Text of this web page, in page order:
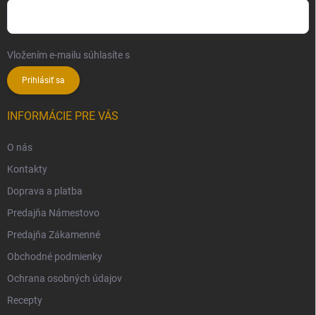
Vložením e-mailu súhlasíte s
Prihlásiť sa
INFORMÁCIE PRE VÁS
O nás
Kontakty
Doprava a platba
Predajňa Námestovo
Predajňa Zákamenné
Obchodné podmienky
Ochrana osobných údajov
Recepty